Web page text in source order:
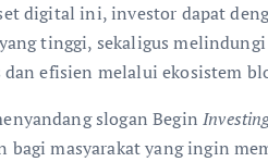
digital ini, investor dapat
tinggi, sekaligus
efisien melalui ekosistem
slogan Begin
bagi masyarakat yang ingin